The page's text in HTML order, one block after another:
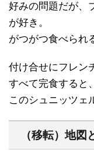
好みの問題だが、
が好き。
がつがつ食べられ
付け合せにフレン
すべて完食すると
このシュニッツェ
（移転）地図